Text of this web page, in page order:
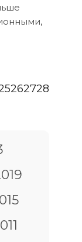
262728